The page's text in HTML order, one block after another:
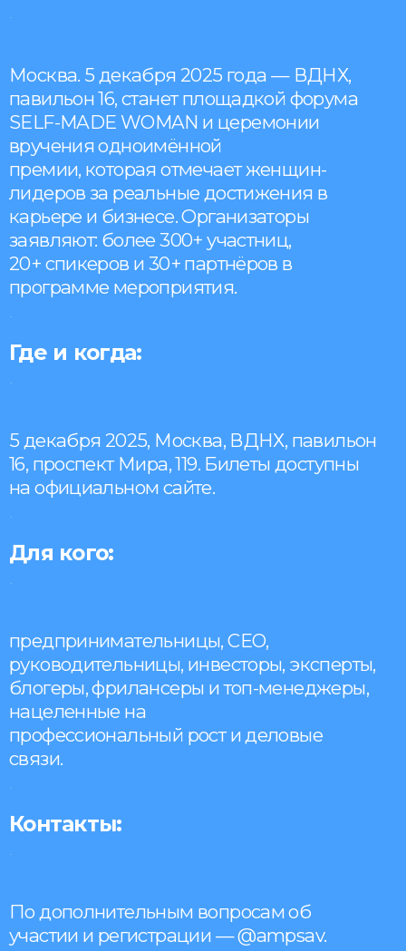
.
Москва. 5 декабря 2025 года — ВДНХ,
павильон 16, станет площадкой форума
SELF-MADE WOMAN и церемонии
вручения одноимённой
премии, которая отмечает женщин-
лидеров за реальные достижения в
карьере и бизнесе. Организаторы
заявляют: более 300+ участниц,
20+ спикеров и 30+ партнёров в
программе мероприятия.
.
Где и когда:
.
5 декабря 2025, Москва, ВДНХ, павильон
16, проспект Мира, 119. Билеты доступны
на официальном сайте.
.
Для кого:
.
предпринимательницы, CEO,
руководительницы, инвесторы, эксперты,
блогеры, фрилансеры и топ-менеджеры,
нацеленные на
профессиональный рост и деловые
связи.
.
Контакты:
.
По дополнительным вопросам об
участии и регистрации — @ampsav.
simple
text
made for
this
unique
and
awesome
template,
you can
replace it
categories